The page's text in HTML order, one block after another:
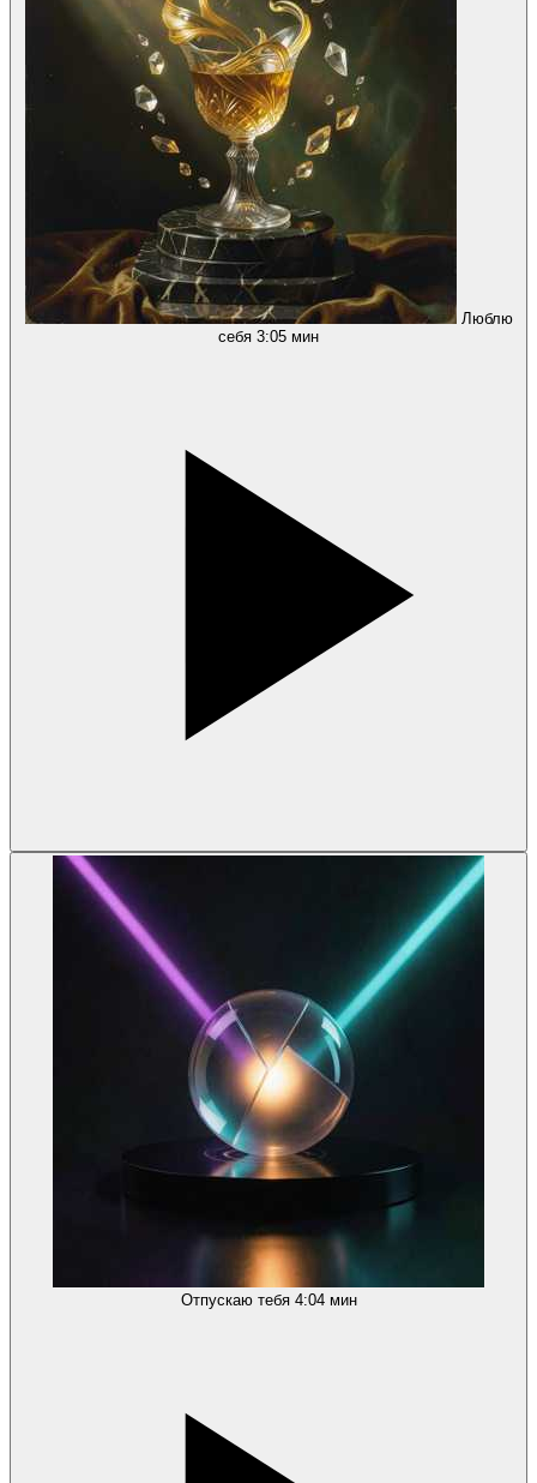
Люблю
себя 3:05 мин
Отпускаю тебя 4:04 мин